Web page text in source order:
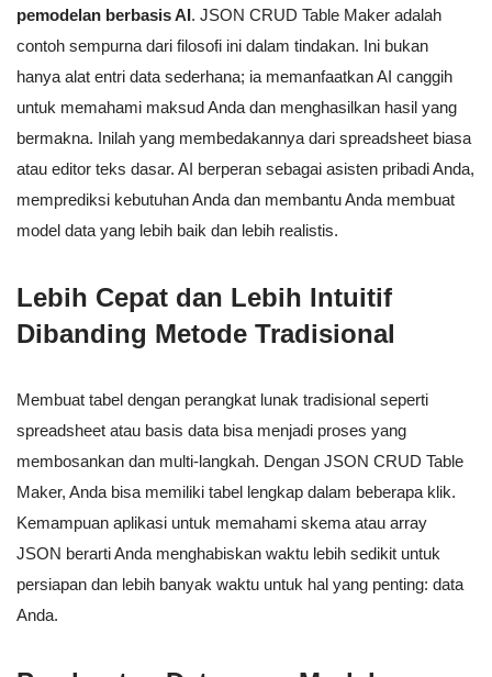
pemodelan berbasis AI. JSON CRUD Table Maker adalah
contoh sempurna dari filosofi ini dalam tindakan. Ini bukan
hanya alat entri data sederhana; ia memanfaatkan AI canggih
untuk memahami maksud Anda dan menghasilkan hasil yang
bermakna. Inilah yang membedakannya dari spreadsheet biasa
atau editor teks dasar. AI berperan sebagai asisten pribadi Anda,
memprediksi kebutuhan Anda dan membantu Anda membuat
model data yang lebih baik dan lebih realistis.
Lebih Cepat dan Lebih Intuitif
Dibanding Metode Tradisional
Membuat tabel dengan perangkat lunak tradisional seperti
spreadsheet atau basis data bisa menjadi proses yang
membosankan dan multi-langkah. Dengan JSON CRUD Table
Maker, Anda bisa memiliki tabel lengkap dalam beberapa klik.
Kemampuan aplikasi untuk memahami skema atau array
JSON berarti Anda menghabiskan waktu lebih sedikit untuk
persiapan dan lebih banyak waktu untuk hal yang penting: data
Anda.